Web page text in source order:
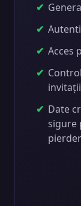
Acces
Date
sigure